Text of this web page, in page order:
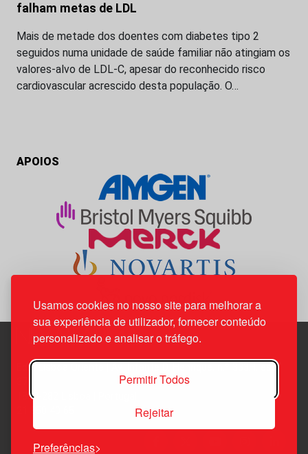
Usamos cookies no nosso site para melhorar a
sua experiência de utilizador, fornecer conteúdo
personalizado e analisar o tráfego.
Permitir Todos
Rejeitar
Preferências
falham metas de LDL
Mais de metade dos doentes com diabetes tipo 2
seguidos numa unidade de saúde familiar não atingiam os
valores-alvo de LDL-C, apesar do reconhecido risco
cardiovascular acrescido desta população. O…
APOIOS
Edif. Lisboa Oriente | Av. Infante D. Henrique, n.º 333H, esc.
1800-282 Lisboa | Portugal